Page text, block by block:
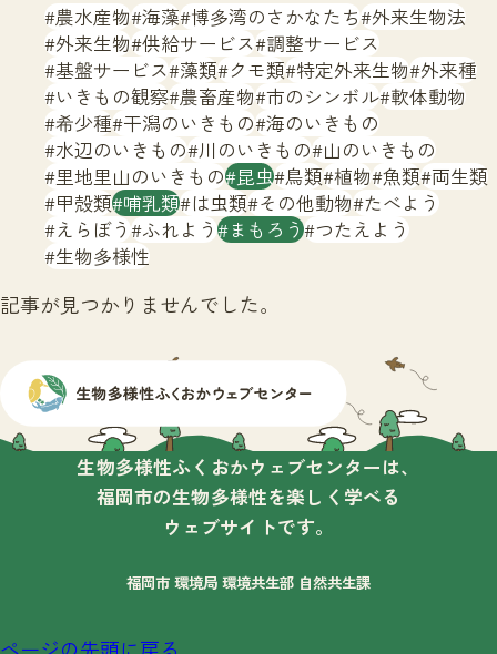
文字サイズ 小 中 大
生物多様性ふくおかウェブセンターとは
サイトマップ
農水産物 海藻 博多湾のさかなたち 外来生物法
外来生物 供給サービス 調整サービス
基盤サービス 藻類 クモ類 特定外来生物 外来種
いきもの観察 農畜産物 市のシンボル 軟体動物
希少種 干潟のいきもの 海のいきもの
水辺のいきもの 川のいきもの 山のいきもの
里地里山のいきもの 昆虫 鳥類 植物 魚類 両生類
甲殻類 哺乳類 は虫類 その他動物 たべよう
えらぼう ふれよう まもろう つたえよう
生物多様性
記事が見つかりませんでした。
生物多様性ふくおかウェブセンターは、
福岡市の生物多様性を楽しく学べる
ウェブサイトです。
福岡市 環境局 環境共生部 自然共生課